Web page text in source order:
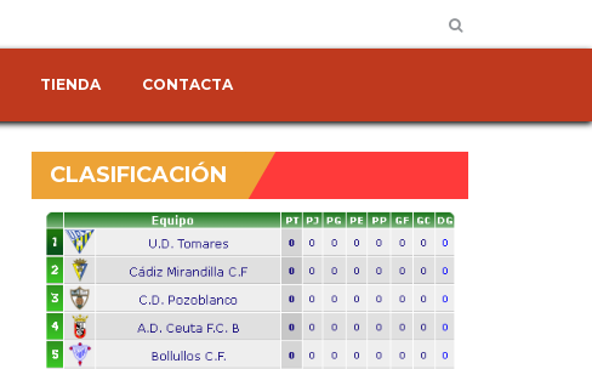
TIENDA CONTACTA
CLASIFICACIÓN